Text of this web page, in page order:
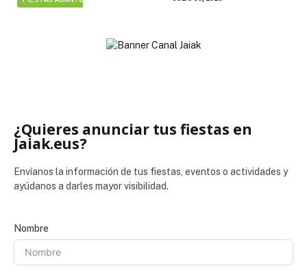
¿Quieres anunciar tus fiestas en
Jaiak.eus?
Envíanos la información de tus fiestas, eventos o actividades y
ayúdanos a darles mayor visibilidad.
Nombre